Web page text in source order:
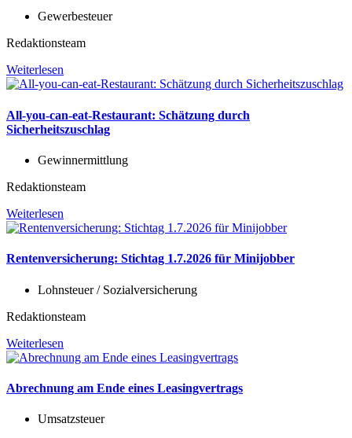
Gewerbesteuer
Redaktionsteam
Weiterlesen
All-you-can-eat-Restaurant: Schätzung durch
Sicherheitszuschlag
Gewinnermittlung
Redaktionsteam
Weiterlesen
Rentenversicherung: Stichtag 1.7.2026 für Minijobber
Lohnsteuer / Sozialversicherung
Redaktionsteam
Weiterlesen
Abrechnung am Ende eines Leasingvertrags
Umsatzsteuer